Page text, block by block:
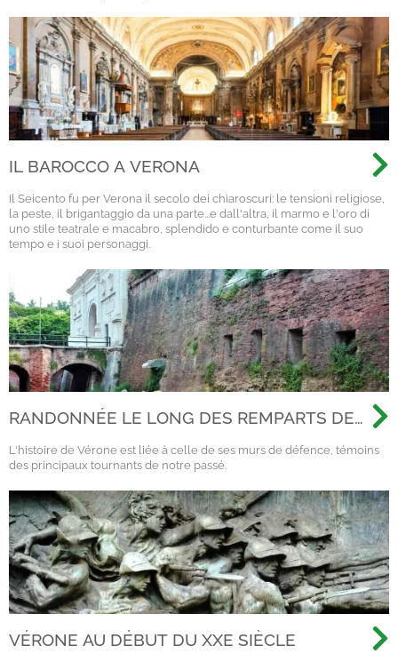
IL BAROCCO A VERONA
Il Seicento fu per Verona il secolo dei chiaroscuri: le tensioni religiose,
la peste, il brigantaggio da una parte...e dall'altra, il marmo e l'oro di
uno stile teatrale e macabro, splendido e conturbante come il suo
tempo e i suoi personaggi.
RANDONNÉE LE LONG DES REMPARTS DE
L'histoire de Vérone est liée à celle de ses murs de défence, témoins
des principaux tournants de notre passé.
VÉRONE AU DÉBUT DU XXE SIÈCLE